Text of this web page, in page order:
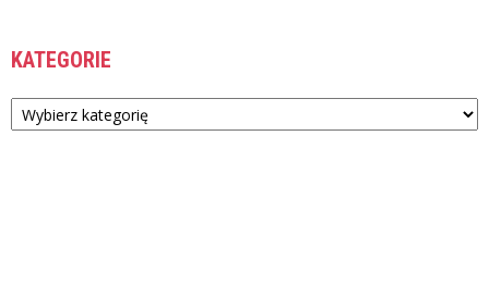
KATEGORIE
Kategorie